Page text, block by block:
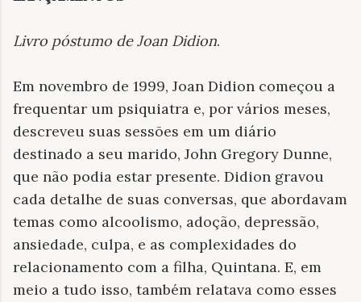
Livro póstumo de Joan Didion.
Em novembro de 1999, Joan Didion começou a
frequentar um psiquiatra e, por vários meses,
descreveu suas sessões em um diário
destinado a seu marido, John Gregory Dunne,
que não podia estar presente. Didion gravou
cada detalhe de suas conversas, que abordavam
temas como alcoolismo, adoção, depressão,
ansiedade, culpa, e as complexidades do
relacionamento com a filha, Quintana. E, em
meio a tudo isso, também relatava como esses